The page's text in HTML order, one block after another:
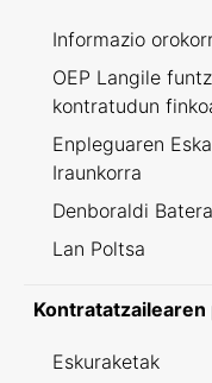
Informazio
OEP Langile
kontratudun
Enpleguaren
Iraunkorra
Denboraldi
Lan Poltsa
Kontratatzailearen
Eskuraketak